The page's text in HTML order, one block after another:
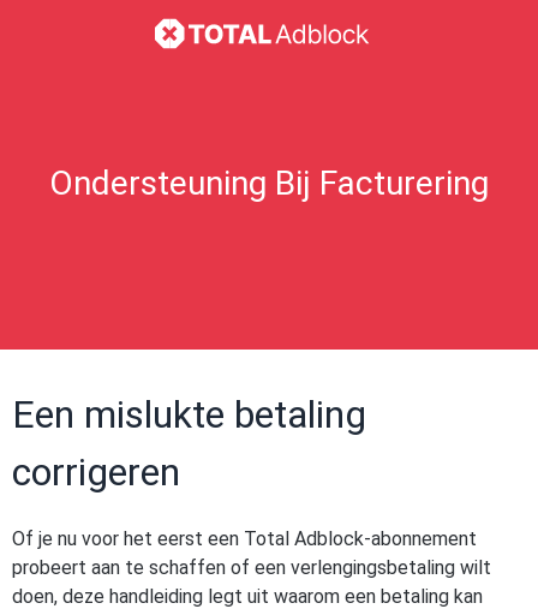
Ondersteuning Bij Facturering
Een mislukte betaling
corrigeren
Of je nu voor het eerst een Total Adblock-abonnement
probeert aan te schaffen of een verlengingsbetaling wilt
doen, deze handleiding legt uit waarom een betaling kan